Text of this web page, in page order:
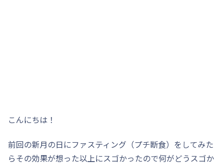
こんにちは！
前回の新月の日にファスティング（プチ断食）をしてみた
らその効果が想った以上にスゴかったので何がどうスゴか